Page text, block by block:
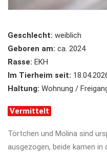
Geschlecht: weiblich
Geboren am: ca. 2024
Rasse: EKH
Im Tierheim seit:
Haltung: Wohnung /
Vermittelt
Törtchen und Molina sind
ausgezogen, beide kamen